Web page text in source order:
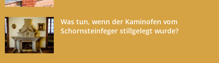
Was tun, wenn der Kaminofen vom
Schornsteinfeger stillgelegt wurde?